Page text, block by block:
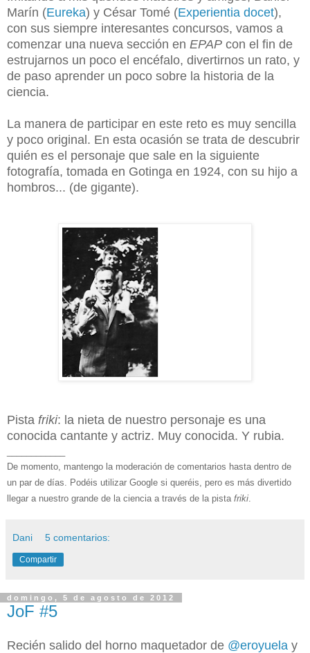
Marín (Eureka) y César Tomé (Experientia docet),
con sus siempre interesantes concursos, vamos a
comenzar una nueva sección en EPAP con el fin de
estrujarnos un poco el encéfalo, divertirnos un rato, y
de paso aprender un poco sobre la historia de la
ciencia.
La manera de participar en este reto es muy sencilla
y poco original. En esta ocasión se trata de descubrir
quién es el personaje que sale en la siguiente
fotografía, tomada en Gotinga en 1924, con su hijo a
hombros... (de gigante).
Pista friki: la nieta de nuestro personaje es una
conocida cantante y actriz. Muy conocida. Y rubia.
De momento, mantengo la moderación de comentarios hasta dentro de
un par de días. Podéis utilizar Google si queréis, pero es más divertido
llegar a nuestro grande de la ciencia a través de la pista friki.
Dani 5 comentarios:
Compartir
domingo, 5 de agosto de 2012
JoF #5
Recién salido del horno maquetador de @eroyuela y